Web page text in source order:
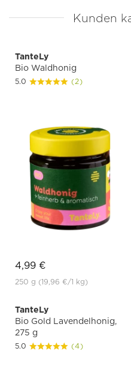
Kunden
TanteLy
Bio Waldhonig
5.0 (2)
4,99 €
250 g (19,96 €/1 kg)
TanteLy
Bio Gold Lavendelhonig,
275 g
5.0 (4)